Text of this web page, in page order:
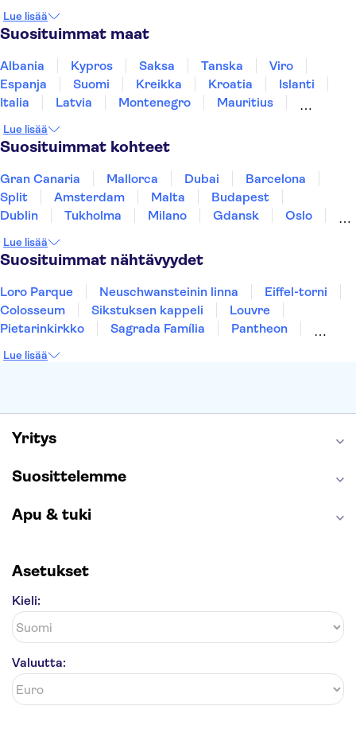
Lue lisää
Suosituimmat maat
Albania Kypros Saksa Tanska
Viro
Espanja
Suomi Kreikka Kroatia
Islanti
Italia
Latvia Montenegro
Mauritius
Thaimaa
Turkki
Lue lisää
Suosituimmat kohteet
Gran Canaria Mallorca Dubai
Barcelona
Split
Amsterdam Malta
Budapest
Dublin
Tukholma Milano Gdansk
Oslo
Tallinna
Ljubljana Riika
Lue lisää
Suosituimmat nähtävyydet
Loro Parque Neuschwansteinin linna
Eiffel-torni
Colosseum
Sikstuksen kappeli
Louvre
Pietarinkirkko
Sagrada Família
Pantheon
Keukenhof
Lue lisää
Yritys
Suosittelemme
Apu & tuki
Asetukset
Kieli:
Valuutta: